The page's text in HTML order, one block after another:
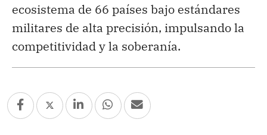
ecosistema de 66 países bajo estándares
militares de alta precisión, impulsando la
competitividad y la soberanía.